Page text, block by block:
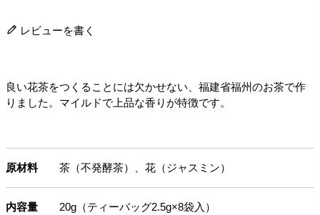
レビューを書く
良い花茶をつくることには欠かせない、福建省福州のお茶で作
りました。マイルドで上品な香りが特徴です。
原材料 茶（不発酵茶）、花（ジャスミン）
内容量 20g（ティーバッグ2.5g×8袋入）